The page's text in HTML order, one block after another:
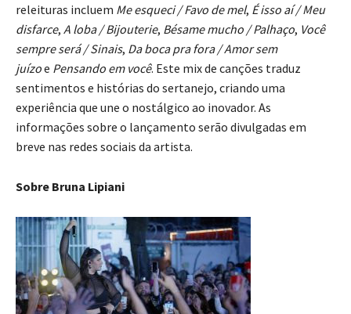
releituras incluem Me esqueci / Favo de mel, É isso aí / Meu
disfarce, A loba / Bijouterie, Bésame mucho / Palhaço, Você
sempre será / Sinais, Da boca pra fora / Amor sem
juízoe Pensando em você. Este mix de canções traduz
sentimentos e histórias do sertanejo, criando uma
experiência que une o nostálgico ao inovador. As
informações sobre o lançamento serão divulgadas em
breve nas redes sociais da artista.
Sobre Bruna Lipiani